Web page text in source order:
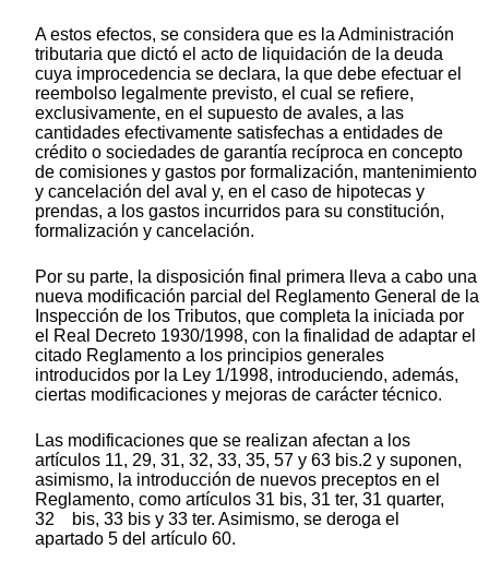
A estos efectos, se considera que es la Administración
tributaria que dictó el acto de liquidación de la deuda
cuya improcedencia se declara, la que debe efectuar el
reembolso legalmente previsto, el cual se refiere,
exclusivamente, en el supuesto de avales, a las
cantidades efectivamente satisfechas a entidades de
crédito o sociedades de garantía recíproca en concepto
de comisiones y gastos por formalización, mantenimiento
y cancelación del aval y, en el caso de hipotecas y
prendas, a los gastos incurridos para su constitución,
formalización y cancelación.
Por su parte, la disposición final primera lleva a cabo una
nueva modificación parcial del Reglamento General de la
Inspección de los Tributos, que completa la iniciada por
el Real Decreto 1930/1998, con la finalidad de adaptar el
citado Reglamento a los principios generales
introducidos por la Ley 1/1998, introduciendo, además,
ciertas modificaciones y mejoras de carácter técnico.
Las modificaciones que se realizan afectan a los
artículos 11, 29, 31, 32, 33, 35, 57 y 63 bis.2 y suponen,
asimismo, la introducción de nuevos preceptos en el
Reglamento, como artículos 31 bis, 31 ter, 31 quarter,
32 bis, 33 bis y 33 ter. Asimismo, se deroga el
apartado 5 del artículo 60.